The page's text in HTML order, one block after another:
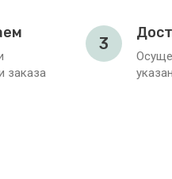
заказа
3